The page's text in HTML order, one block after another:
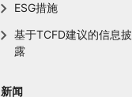
ESG措施
基于TCFD建议的信息披
露
新闻